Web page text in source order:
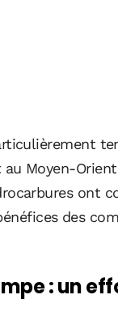
Moyen-
ont
des
: un